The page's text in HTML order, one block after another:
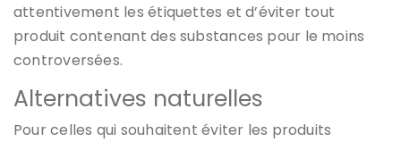
attentivement les étiquettes et d’éviter tout
produit contenant des substances pour le moins
controversées.
Alternatives naturelles
Pour celles qui souhaitent éviter les produits